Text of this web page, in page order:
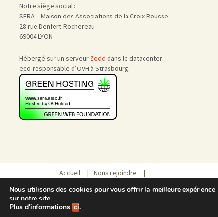
Notre siège social :
SERA – Maison des Associations de la Croix-Rousse
28 rue Denfert-Rochereau
69004 LYON
Hébergé sur un serveur Zedd dans le datacenter
eco-responsable d’OVH à Strasbourg.
Accueil | Nous rejoindre
|
Nous utilisons des cookies pour vous offrir la meilleure expérience
sur notre site.
Plus d'informations ici.